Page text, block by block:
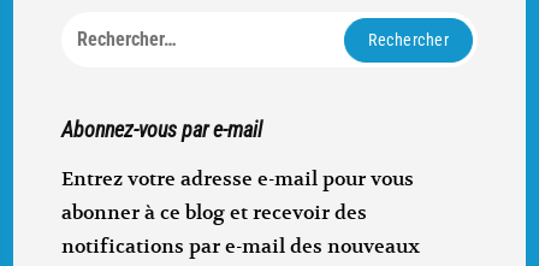
Rechercher :
Abonnez-vous par e-mail
Entrez votre adresse e-mail pour vous
abonner à ce blog et recevoir des
notifications par e-mail des nouveaux